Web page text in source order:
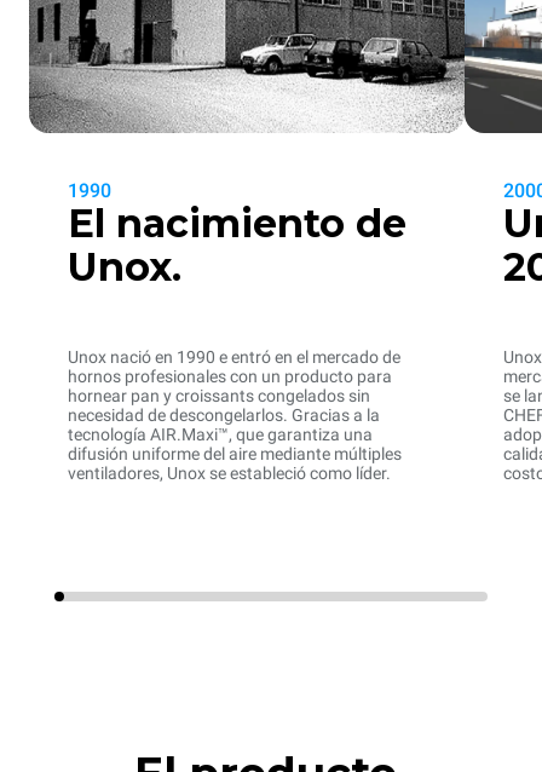
1990
El nacimiento de
Unox.
Unox nació en 1990 e entró en el mercado de
hornos profesionales con un producto para
hornear pan y croissants congelados sin
necesidad de descongelarlos. Gracias a la
tecnología AIR.Maxi™, que garantiza una
difusión uniforme del aire mediante múltiples
ventiladores, Unox se estableció como líder.
se